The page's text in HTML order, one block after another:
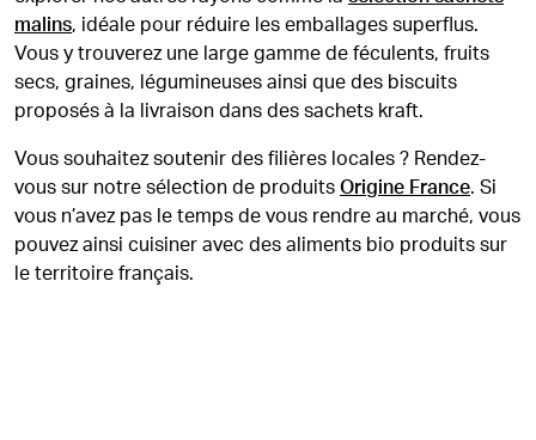
malins, idéale pour réduire les emballages superflus.
Vous y trouverez une large gamme de féculents, fruits
secs, graines, légumineuses ainsi que des biscuits
proposés à la livraison dans des sachets kraft.
Vous souhaitez soutenir des filières locales ? Rendez-
vous sur notre sélection de produits Origine France. Si
vous n’avez pas le temps de vous rendre au marché, vous
pouvez ainsi cuisiner avec des aliments bio produits sur
le territoire français.